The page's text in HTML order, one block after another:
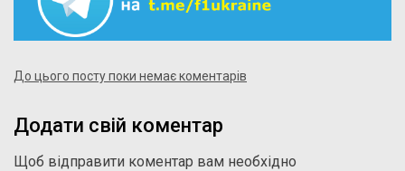
До цього посту поки немає коментарів
Додати свій коментар
Щоб відправити коментар вам необхідно